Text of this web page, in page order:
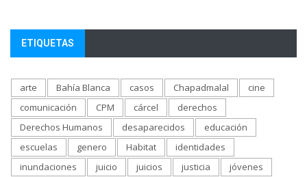
ETIQUETAS
arte Bahía Blanca casos Chapadmalal
cine
comunicación
CPM cárcel
derechos
Derechos Humanos
desaparecidos
educación
escuelas
genero Habitat
identidades
inundaciones
juicio juicios justicia
jóvenes